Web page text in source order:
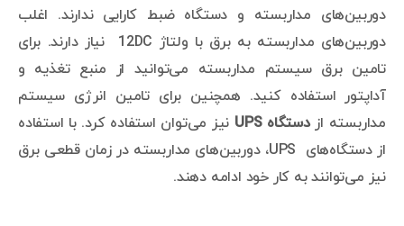
دوربین‌های مداربسته و دستگاه ضبط کارایی ندارند. اغلب
دوربین‌های مداربسته به برق با ولتاژ 12DC نیاز دارند. برای
تامین برق سیستم مداربسته می‌توانید از منبع تغذیه و
آداپتور استفاده کنید. همچنین برای تامین انرژی سیستم
مداربسته ازدستگاه UPS
نیز می‌توان استفاده کرد. با استفاده
از دستگاه‌های UPS، دوربین‌های مداربسته در زمان قطعی برق
نیز می‌توانند به کار خود ادامه دهند.